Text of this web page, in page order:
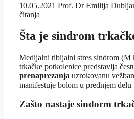
10.05.2021 Prof. Dr Emilija
čitanja
Šta je sindrom
Medijalni tibijalni stres sindrom
trkačke potkolenice predstavlja
prenaprezanja uzrokovanu
manifestuje bolom u prednjem delu
Zašto nastaje sindorm